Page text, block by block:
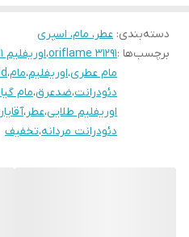
دسته‌بندی: عطر، مام، اسپری
برچسب‌ها :oriflame 31291،اوریفلیم 31291
مام عطری،اوریفلیم،مام،
دئودرانت،ضدعرق،مام
اوریفلیم طلایی،عطر،
دئودرانت مردانه،تخفیف